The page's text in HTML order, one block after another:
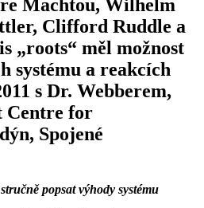
Machtou, Wilhelm
Clifford Ruddle a
„roots“ měl možnost
systému a reakcích
s Dr. Webberem,
Centre for
Spojené
popsat výhody systému